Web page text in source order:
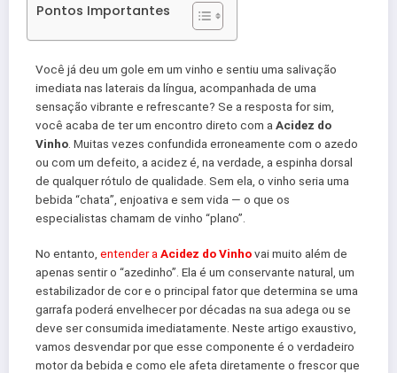
Pontos Importantes
Você já deu um gole em um vinho e sentiu uma salivação
imediata nas laterais da língua, acompanhada de uma
sensação vibrante e refrescante? Se a resposta for sim,
você acaba de ter um encontro direto com a Acidez do
Vinho . Muitas vezes confundida erroneamente com o azedo
ou com um defeito, a acidez é, na verdade, a espinha dorsal
de qualquer rótulo de qualidade. Sem ela, o vinho seria uma
bebida “chata”, enjoativa e sem vida — o que os
especialistas chamam de vinho “plano”.
No entanto, entender a Acidez do Vinhovai muito além de
apenas sentir o “azedinho”. Ela é um conservante natural, um
estabilizador de cor e o principal fator que determina se uma
garrafa poderá envelhecer por décadas na sua adega ou se
deve ser consumida imediatamente. Neste artigo exaustivo,
vamos desvendar por que esse componente é o verdadeiro
motor da bebida e como ele afeta diretamente o frescor que